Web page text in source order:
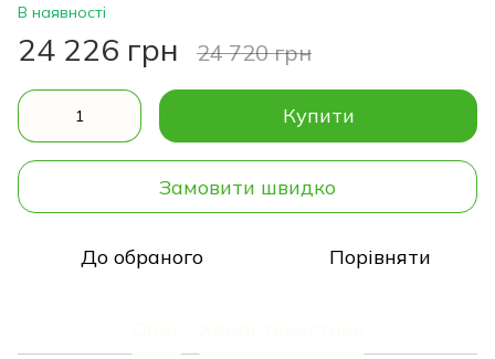
В наявності
24 226 грн 24 720 грн
Купити
Замовити швидко
До обраного Порівняти